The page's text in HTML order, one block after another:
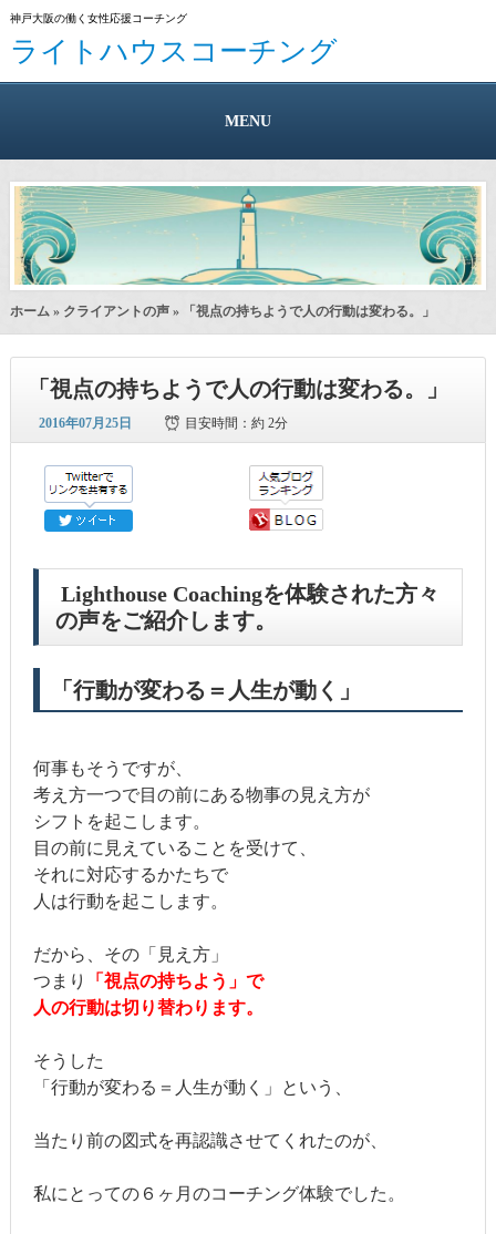
神戸大阪の働く女性応援コーチング
ライトハウスコーチング
MENU
ホーム » クライアントの声» 「視点の持ちようで人の行動は変わる。」
「視点の持ちようで人の行動は変わる。」
2016年07月25日 目安時間：約 2分
Lighthouse Coachingを体験された方々
の声をご紹介します。
「行動が変わる＝人生が動く」
何事もそうですが、
考え方一つで目の前にある物事の見え方が
シフトを起こします。
目の前に見えていることを受けて、
それに対応するかたちで
人は行動を起こします。
だから、その「見え方」
つまり
「視点の持ちよう」で
人の行動は切り替わります。
そうした
「行動が変わる＝人生が動く」という、
当たり前の図式を再認識させてくれたのが、
私にとっての６ヶ月のコーチング体験でした。